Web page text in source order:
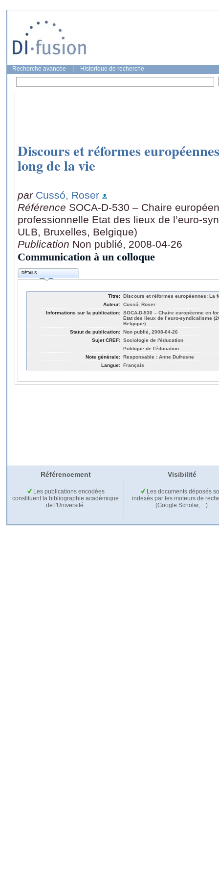
Recherche avancée Historique de recherche
Discours et réformes
long de la vie
par Cussó, Roser
Référence SOCA-D-530 – Chaire
professionnelle Etat des lieux de l’euro-
ULB, Bruxelles, Belgique)
Publication Non publié, 2008-04-26
Communication à un colloque
DÉTAILS
Titre: Discours et réformes européennes: La
Auteur: Cussó, Roser
Informations sur la publication: SOCA-D-530 – Chaire européenne en
Etat des lieux de l’euro-syndicalisme
Belgique)
Statut de publication: Non publié, 2008-04-26
Sujet CREF: Sociologie de l'éducation
Politique de l'éducation
Note générale: Responsable : Anne Dufresne
Langue: Français
Référencement Visibilité
Les publications encodées
constituent la bibliographie académique
de l'Université.
Les documents déposés
indexés par les moteurs de
(Google Scholar,…).